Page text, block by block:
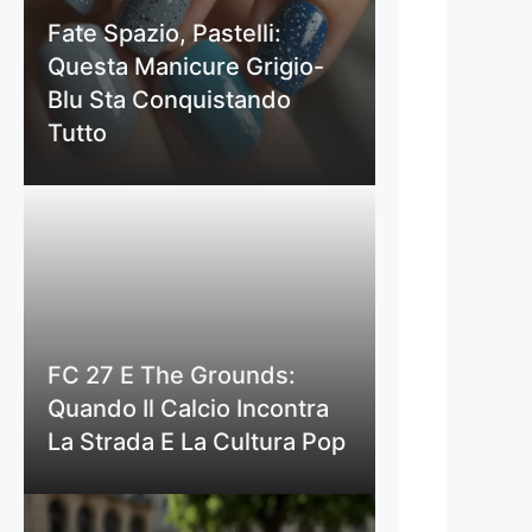
Fate Spazio, Pastelli:
Questa Manicure Grigio-
Blu Sta Conquistando
Tutto
FC 27 E The Grounds:
Quando Il Calcio Incontra
La Strada E La Cultura Pop